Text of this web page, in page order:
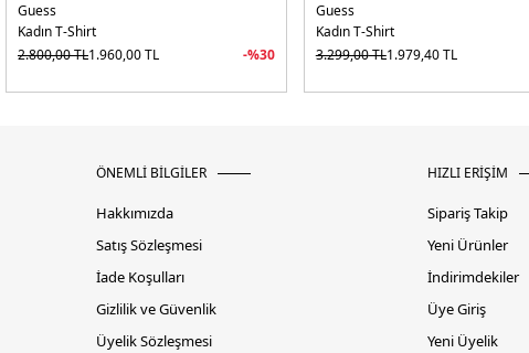
Guess
Kadın T-Shirt
2.800,00TL1.960,00TL -%30
Guess
Kadın T-Shirt
3.299,00TL1.979,40TL
ÖNEMLİ BİLGİLER
Hakkımızda
Satış Sözleşmesi
İade Koşulları
Gizlilik ve Güvenlik
Üyelik Sözleşmesi
HIZLI ERİŞİM
Sipariş Takip
Yeni Ürünler
İndirimdekiler
Üye Giriş
Yeni Üyelik